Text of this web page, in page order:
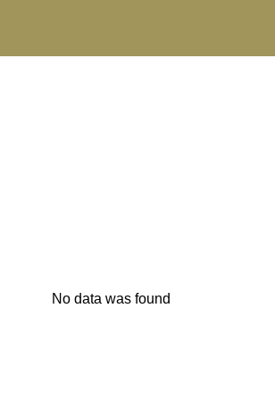
No data was found